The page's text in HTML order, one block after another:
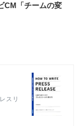
CM「チームの変
スリ